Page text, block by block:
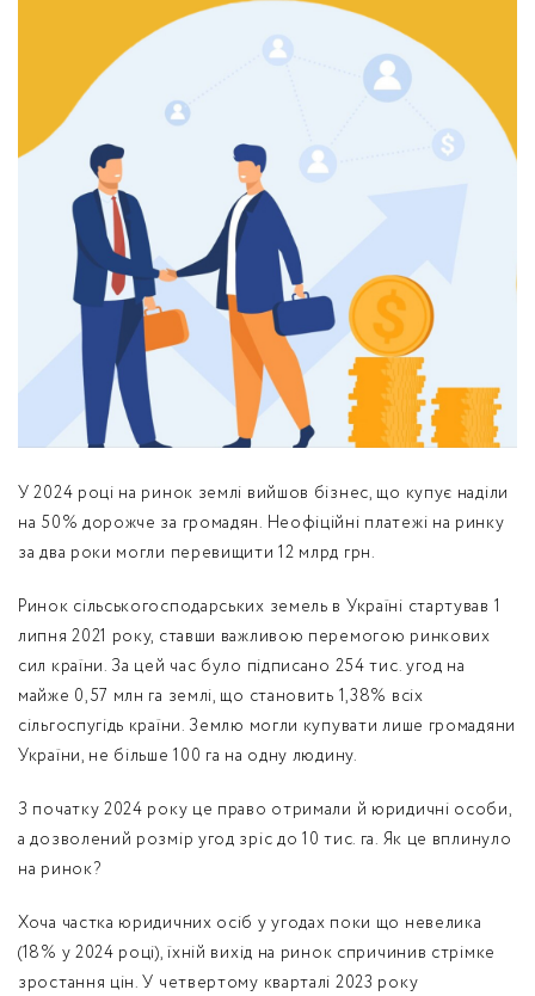
У 2024 році на ринок землі вийшов бізнес, що купує наділи
на 50% дорожче за громадян. Неофіційні платежі на ринку
за два роки могли перевищити 12 млрд грн.
Ринок сільськогосподарських земель в Україні стартував 1
липня 2021 року, ставши важливою перемогою ринкових
сил країни. За цей час було підписано 254 тис. угод на
майже 0,57 млн га землі, що становить 1,38% всіх
сільгоспугідь країни. Землю могли купувати лише громадяни
України, не більше 100 га на одну людину.
З початку 2024 року це право отримали й юридичні особи,
а дозволений розмір угод зріс до 10 тис. га. Як це вплинуло
на ринок?
Хоча частка юридичних осіб у угодах поки що невелика
(18% у 2024 році), їхній вихід на ринок спричинив стрімке
зростання цін. У четвертому кварталі 2023 року
Немає облікового запису?
Зареєструватися
УВІЙТИ
обробку персональних даних.
ЗАМОВИТИ КОНСУЛЬТАЦІЮ